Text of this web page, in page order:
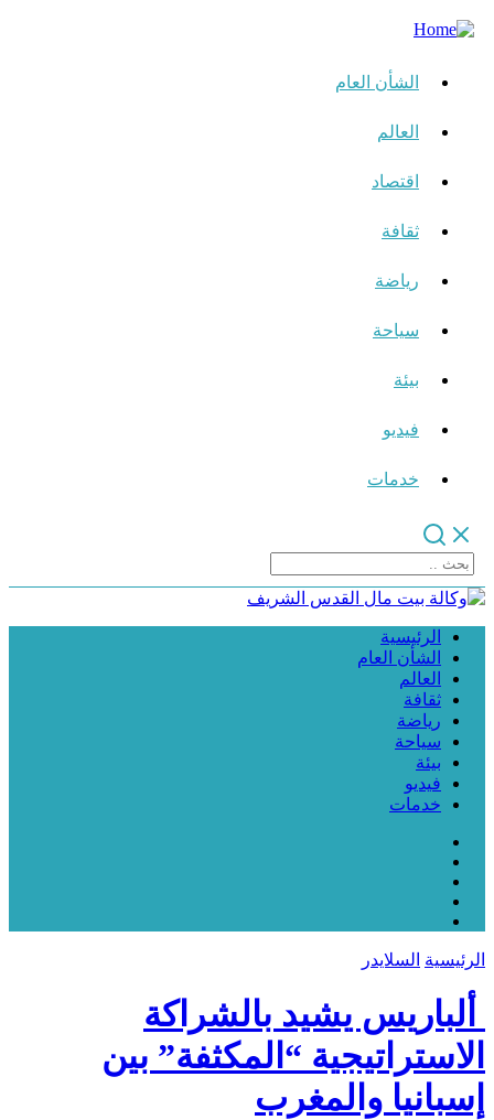
الشأن العام
العالم
اقتصاد
ثقافة
رياضة
سياحة
بيئة
فيديو
خدمات
الرئيسية
الشأن العام
العالم
ثقافة
رياضة
سياحة
بيئة
فيديو
خدمات
الرئيسية السلايدر
ألباريس يشيد بالشراكة
الاستراتيجية “المكثفة” بين
إسبانيا والمغرب